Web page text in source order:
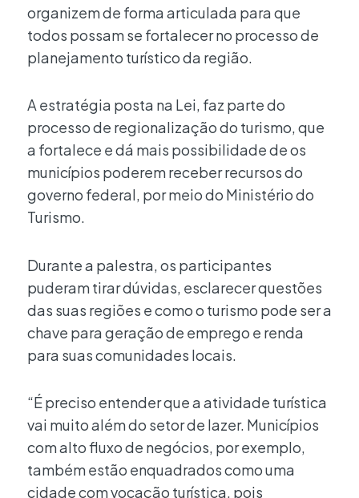
organizem de forma articulada para que
todos possam se fortalecer no processo de
planejamento turístico da região.
A estratégia posta na Lei, faz parte do
processo de regionalização do turismo, que
a fortalece e dá mais possibilidade de os
municípios poderem receber recursos do
governo federal, por meio do Ministério do
Turismo.
Durante a palestra, os participantes
puderam tirar dúvidas, esclarecer questões
das suas regiões e como o turismo pode ser a
chave para geração de emprego e renda
para suas comunidades locais.
“É preciso entender que a atividade turística
vai muito além do setor de lazer. Municípios
com alto fluxo de negócios, por exemplo,
também estão enquadrados como uma
cidade com vocação turística, pois